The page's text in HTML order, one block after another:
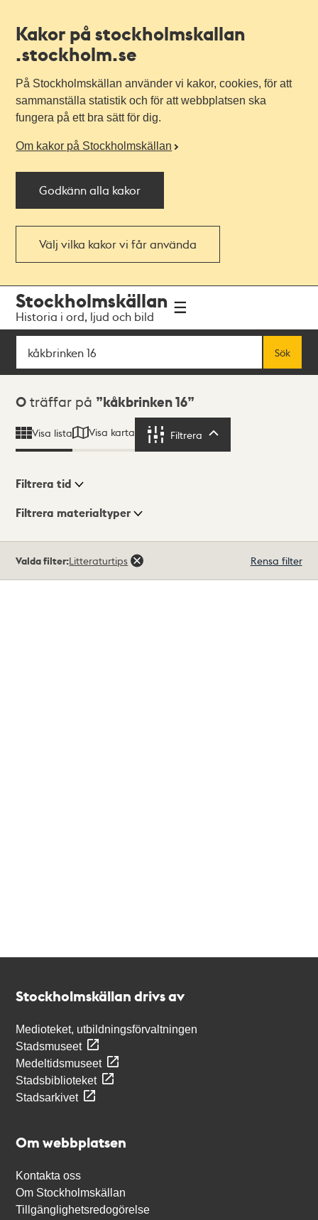
Kakor på stockholmskallan
.stockholm.se
På Stockholmskällan använder vi kakor, cookies, för att
sammanställa statistik och för att webbplatsen ska
fungera på ett bra sätt för dig.
Om kakor på Stockholmskällan
Godkänn alla kakor
Välj vilka kakor vi får använda
navigationen
huvudinnehållet
Stockholmskällan
Historia i ord, ljud och bild
Sök
Sök
Sökresultat
0 träffar på kåkbrinken 16
Visa lista Visa karta Filtrera
Visningsläge
Filtrera tid
Filtrera materialtyper
träffar
Valda filter:Litteraturtips Rensa filter
Stockholmskällan drivs av
Medioteket, utbildningsförvaltningen
Stadsmuseet
Medeltidsmuseet
Stadsbiblioteket
Stadsarkivet
Om webbplatsen
Kontakta oss
Om Stockholmskällan
Tillgänglighetsredogörelse